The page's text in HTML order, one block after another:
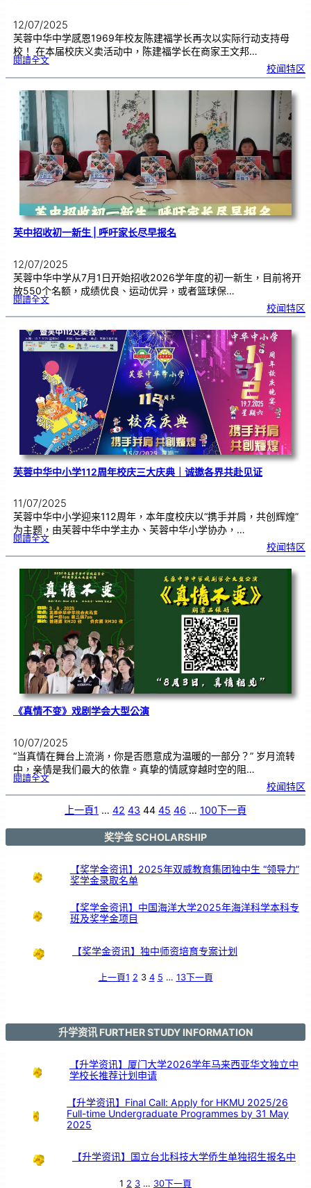
12/07/2025
芙蓉中华中学感恩1969年校友陈建福学长再次以实际行动支持母
校！ 在本届校庆义卖活动中，陈建福学长在商家王文邦…
閱讀全文:芙
友
水
助
校
庆
｜
让
爱
流动水
力
全
开
校闻特区
芙中招收初一新生 | 呼吁家长尽早报名
12/07/2025
芙蓉中华中学从7月1日开始招收2026学年度的初一新生，目前将开
放550个名额，成绩优良、运动优异，或者篮球保…
閱讀全文:芙
收
一
新
生
|呼
吁
长
尽
早
报
名
校闻特区
芙蓉中华中小学112周年校庆三大庆典｜诚邀各界共赴见证
11/07/2025
芙蓉中华中小学迎来112周年，本年度校庆以“携手并肩，共创辉煌”
为主题，由芙蓉中华中学主办、芙蓉中华小学协办，…
閱讀全文:芙
华
小
学
11
2
周
年
校
庆
三
大
庆
典
邀
各
界
共
赴
见
证
校闻特区
《真情不变》戏剧学会大型公演
10/07/2025
“当真情在舞台上流淌，你是否愿意成为温暖的一部分？” 岁月流转
中，亲情是我们最大的依靠。真挚的情感穿越时空的阻…
閱讀全文:《
不
大
演
校闻特区
上一頁1 … 42 43 44 45 46 … 100下一頁
奖学金 SCHOLARSHIP
【奖学金资讯】2025年双威教育集团独中生 “领导力”
奖学金录取名单
【奖学金资讯】中国海洋大学2025年海洋科学本科专
班及奖学金项目
【奖学金资讯】独中师资培育专案计划
上一頁1 2 3 4 5 … 13下一頁
升学资讯 FURTHER STUDY INFORMATION
【升学资讯】厦门大学2026学年马来西亚华文独立中
学校长推荐计划申请
【升学资讯】Final Call: Apply for HKMU 2025/26
Full-time Undergraduate Programmes by 31 May
2025
【升学资讯】国立台北科技大学侨生单独招生报名中
1 2 3 … 30下一頁